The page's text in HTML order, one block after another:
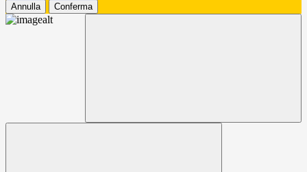
Annulla Conferma